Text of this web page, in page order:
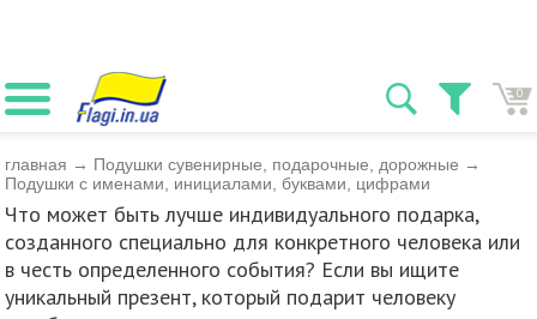
0
главная → Подушки сувенирные, подарочные, дорожные →
Подушки с именами, инициалами, буквами, цифрами
Что может быть лучше индивидуального подарка,
созданного специально для конкретного человека или
в честь определенного события? Если вы ищите
уникальный презент, который подарит человеку